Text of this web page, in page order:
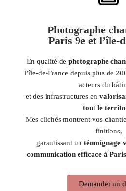
Photographe
Paris 9e et l’île-
En qualité de photographe
l’île-de-France depuis plus de
acteurs du
et des infrastructures en
tout le
Mes clichés montrent vos
finitions,
garantissant un témoignage
communication efficace à
Demander un